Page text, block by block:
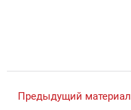
Предыдущий материал